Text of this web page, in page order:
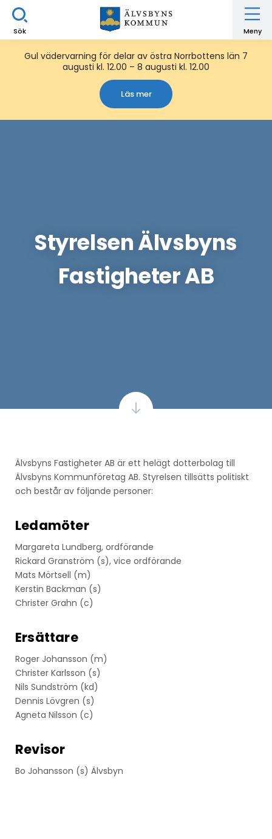
Sök Meny
Gul vädervarning för delar av östra Norrbottens län 7
augusti kl. 12.00 – 8 augusti kl. 12.00
Läs mer
Styrelsen Älvsbyns
Fastigheter AB
Älvsbyns Fastigheter AB är ett helägt dotterbolag till
Älvsbyns Kommunföretag AB. Styrelsen tillsätts politiskt
och består av följande personer:
Ledamöter
Margareta Lundberg, ordförande
Rickard Granström (s), vice ordförande
Mats Mörtsell (m)
Kerstin Backman (s)
Christer Grahn (c)
Ersättare
Roger Johansson (m)
Christer Karlsson (s)
Nils Sundström (kd)
Dennis Lövgren (s)
Agneta Nilsson (c)
Revisor
Bo Johansson (s) Älvsbyn